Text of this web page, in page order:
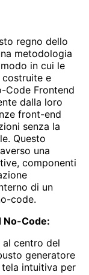
regno dello
metodologia
in cui le
e
Code Frontend
dalla loro
front-end
senza la
Questo
una
componenti
di un
code.
No-Code:
al centro del
generatore
intuitiva per